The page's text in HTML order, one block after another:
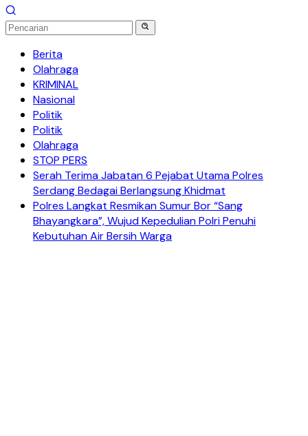
Berita
Olahraga
KRIMINAL
Nasional
Politik
Politik
Olahraga
STOP PERS
Serah Terima Jabatan 6 Pejabat Utama Polres
Serdang Bedagai Berlangsung Khidmat
Polres Langkat Resmikan Sumur Bor “Sang
Bhayangkara”, Wujud Kepedulian Polri Penuhi
Kebutuhan Air Bersih Warga